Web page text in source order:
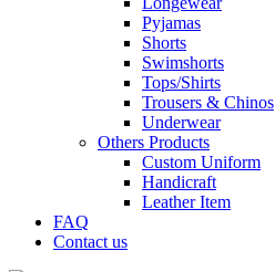
Pyjamas
Shorts
Swimshorts
Tops/Shirts
Trousers & Chinos
Underwear
Others Products
Custom Uniform
Handicraft
Leather Item
FAQ
Contact us